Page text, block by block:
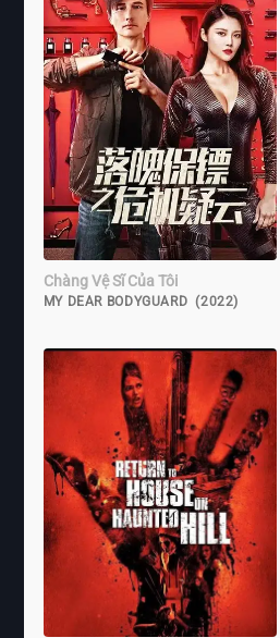
Chàng Vệ Sĩ Của Tôi
MY DEAR BODYGUARD (2022)